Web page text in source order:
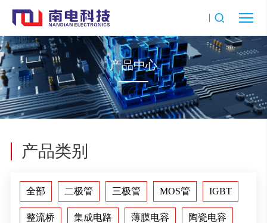
产品中心
产品类别
全部 二极管 三极管 MOS管 IGBT
整流桥 集成电路 薄膜电容 陶瓷电容